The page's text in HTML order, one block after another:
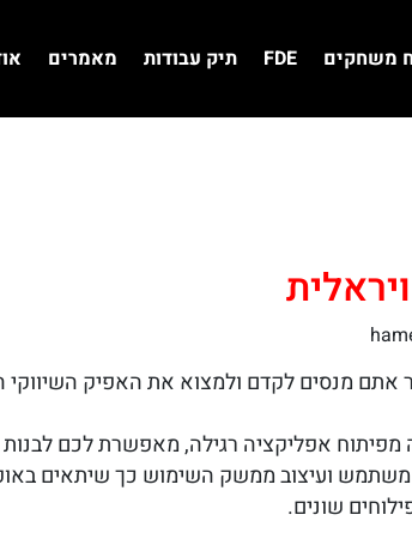
משחקים FDE תיק עבודות מאמרים
מנסים לקדם ולמצוא את האפיק השיווקי
מפיתוח אפליקציה רגילה, מאפשרת לכם
משתמש ועיצוב ממשק השימוש כך שיתאים
שונים.